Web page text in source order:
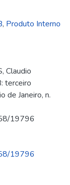
, Produto Interno
Claudio
terceiro
de Janeiro, n.
19796
19796